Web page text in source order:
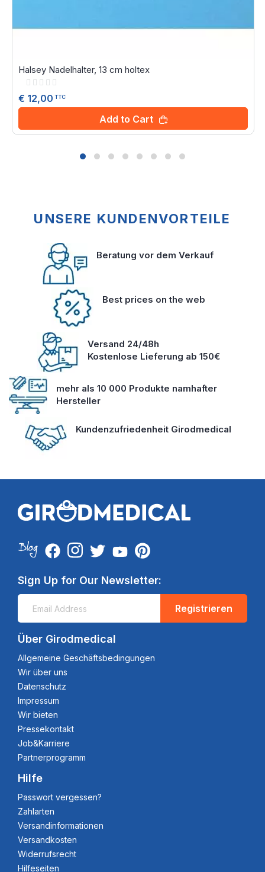
Halsey Nadelhalter, 13 cm holtex
Rating:
€ 12,00 TTC
Add to Cart
UNSERE KUNDENVORTEILE
Beratung vor dem Verkauf
Best prices on the web
Versand 24/48h
Kostenlose Lieferung ab 150€
mehr als 10 000 Produkte namhafter
Hersteller
Kundenzufriedenheit Girodmedical
Sign Up for Our Newsletter:
Registrieren
Über Girodmedical
Allgemeine Geschäftsbedingungen
Wir über uns
Datenschutz
Impressum
Wir bieten
Pressekontakt
Job&Karriere
Partnerprogramm
Hilfe
Passwort vergessen?
Zahlarten
Versandinformationen
Versandkosten
Widerrufsrecht
Hilfeseiten